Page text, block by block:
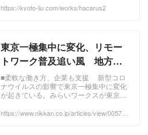
よって省人化・効率化される時代は、も
https://kyoto-iju.com/works/hacarus2
東京一極集中に変化、リモー
トワーク普及追い風 地方移
住、関心強まる
■柔軟な働き方、企業も支援 新型コロ
ナウイルスの影響で東京一極集中に変化
が起きている。みらいワークスが東京で
６００人に行った調査によると、地方企
https://www.nikkan.co.jp/articles/view/005765